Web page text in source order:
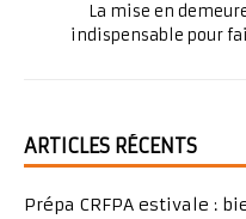
La mise en
indispensable pour
ARTICLES RÉCENTS
Prépa CRFPA estivale :